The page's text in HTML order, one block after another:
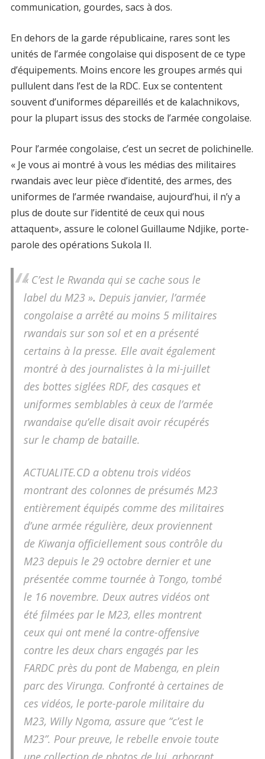
communication, gourdes, sacs à dos.
En dehors de la garde républicaine, rares sont les
unités de l’armée congolaise qui disposent de ce type
d’équipements. Moins encore les groupes armés qui
pullulent dans l’est de la RDC. Eux se contentent
souvent d’uniformes dépareillés et de kalachnikovs,
pour la plupart issus des stocks de l’armée congolaise.
Pour l’armée congolaise, c’est un secret de polichinelle.
« Je vous ai montré à vous les médias des militaires
rwandais avec leur pièce d’identité, des armes, des
uniformes de l’armée rwandaise, aujourd’hui, il n’y a
plus de doute sur l’identité de ceux qui nous
attaquent», assure le colonel Guillaume Ndjike, porte-
parole des opérations Sukola II.
« C’est le Rwanda qui se cache sous le
label du M23 ». Depuis janvier, l’armée
congolaise a arrêté au moins 5 militaires
rwandais sur son sol et en a présenté
certains à la presse. Elle avait également
montré à des journalistes à la mi-juillet
des bottes siglées RDF, des casques et
uniformes semblables à ceux de l’armée
rwandaise qu’elle disait avoir récupérés
sur le champ de bataille.
ACTUALITE.CD a obtenu trois vidéos
montrant des colonnes de présumés M23
entièrement équipés comme des militaires
d’une armée régulière, deux proviennent
de Kiwanja officiellement sous contrôle du
M23 depuis le 29 octobre dernier et une
présentée comme tournée à Tongo, tombé
le 16 novembre. Deux autres vidéos ont
été filmées par le M23, elles montrent
ceux qui ont mené la contre-offensive
contre les deux chars engagés par les
FARDC près du pont de Mabenga, en plein
parc des Virunga. Confronté à certaines de
ces vidéos, le porte-parole militaire du
M23, Willy Ngoma, assure que “c’est le
M23”. Pour preuve, le rebelle envoie toute